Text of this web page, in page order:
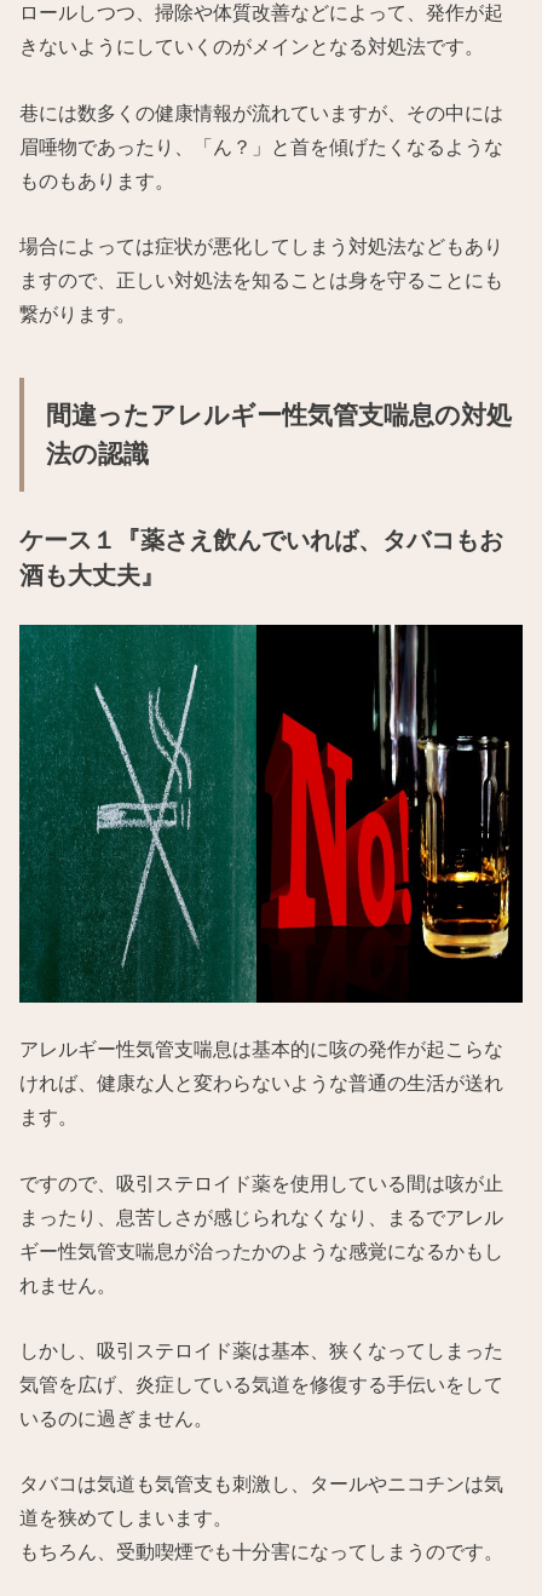
ロールしつつ、掃除や体質改善などによって、発作が起
きないようにしていくのがメインとなる対処法です。
巷には数多くの健康情報が流れていますが、その中には
眉唾物であったり、「ん？」と首を傾げたくなるような
ものもあります。
場合によっては症状が悪化してしまう対処法などもあり
ますので、正しい対処法を知ることは身を守ることにも
繋がります。
間違ったアレルギー性気管支喘息の対処
法の認識
ケース１『薬さえ飲んでいれば、タバコもお
酒も大丈夫』
アレルギー性気管支喘息は基本的に咳の発作が起こらな
ければ、健康な人と変わらないような普通の生活が送れ
ます。
ですので、吸引ステロイド薬を使用している間は咳が止
まったり、息苦しさが感じられなくなり、まるでアレル
ギー性気管支喘息が治ったかのような感覚になるかもし
れません。
しかし、吸引ステロイド薬は基本、狭くなってしまった
気管を広げ、炎症している気道を修復する手伝いをして
いるのに過ぎません。
タバコは気道も気管支も刺激し、タールやニコチンは気
道を狭めてしまいます。
もちろん、受動喫煙でも十分害になってしまうのです。